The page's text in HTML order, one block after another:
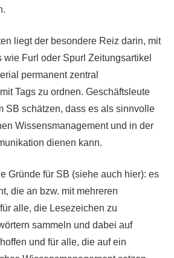
liegt der besondere Reiz darin, mit
wie Furl oder Spurl Zeitungsartikel
permanent zentral
Tags zu ordnen. Geschäftsleute
SB schätzen, dass es als sinnvolle
Wissensmanagement und in der
dienen kann.
Gründe für SB (siehe auch hier): es
die an bzw. mit mehreren
alle, die Lesezeichen zu
sammeln und dabei auf
und für alle, die auf ein